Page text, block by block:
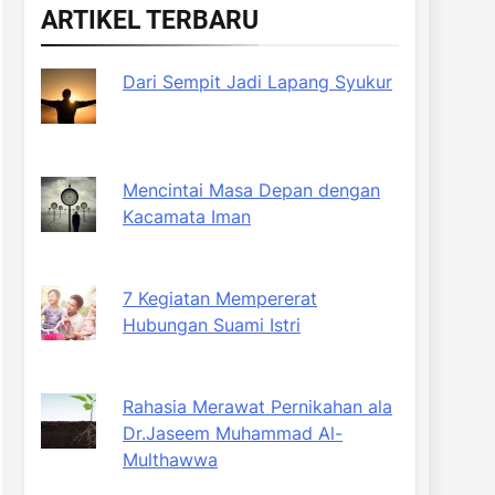
ARTIKEL TERBARU
Dari Sempit Jadi Lapang Syukur
Mencintai Masa Depan dengan
Kacamata Iman
7 Kegiatan Mempererat
Hubungan Suami Istri
Rahasia Merawat Pernikahan ala
Dr.Jaseem Muhammad Al-
Multhawwa